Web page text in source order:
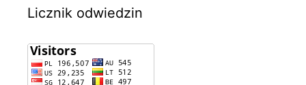
Licznik odwiedzin